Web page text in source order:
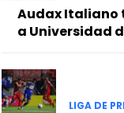
Audax Italiano
a Universidad
LIGA DE